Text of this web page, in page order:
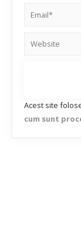
Acest site
cum sunt